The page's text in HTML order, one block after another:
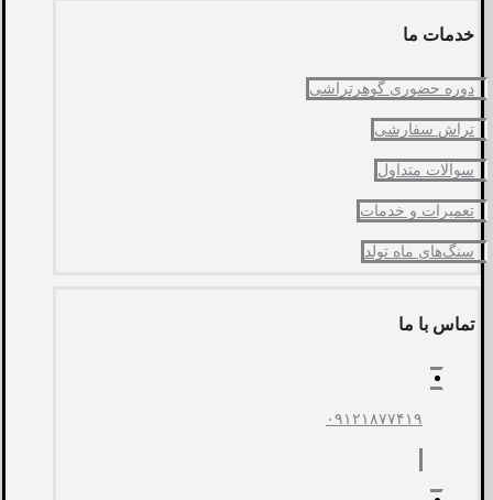
خدمات ما
دوره حضوری گوهرتراشی
تراش سفارشی
سوالات متداول
تعمیرات و خدمات
سنگ‌های ماه تولد
تماس با ما
۰۹۱۲۱۸۷۷۴۱۹